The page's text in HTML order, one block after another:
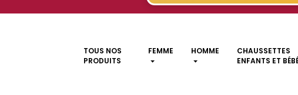
TOUS NOS
PRODUITS
FEMME HOMME
CHAUSSETTES
ENFANTS ET